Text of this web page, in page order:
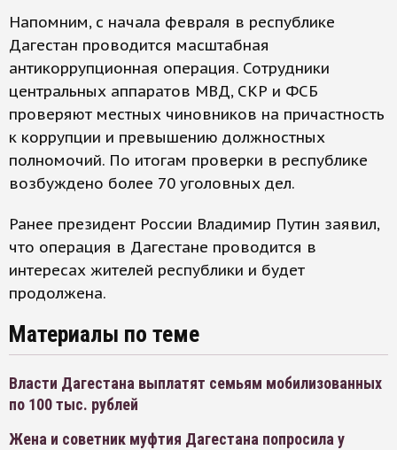
Напомним, с начала февраля в республике
Дагестан проводится масштабная
антикоррупционная операция. Сотрудники
центральных аппаратов МВД, СКР и ФСБ
проверяют местных чиновников на причастность
к коррупции и превышению должностных
полномочий. По итогам проверки в республике
возбуждено более 70 уголовных дел.
Ранее президент России Владимир Путин заявил,
что операция в Дагестане проводится в
интересах жителей республики и будет
продолжена.
Материалы по теме
Власти Дагестана выплатят семьям мобилизованных
по 100 тыс. рублей
Жена и советник муфтия Дагестана попросила у